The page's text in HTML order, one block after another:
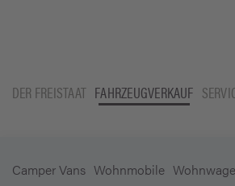
DER FREISTAAT FAHRZEUGVERKAUF
Camper Vans Wohnmobile